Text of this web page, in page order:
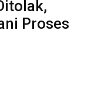
Proses